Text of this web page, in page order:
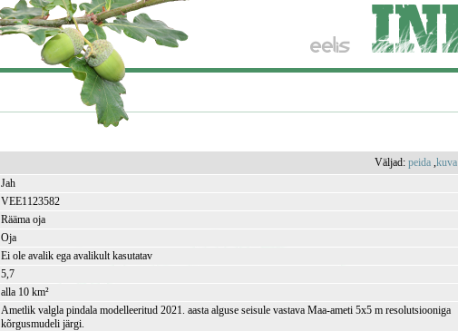
Väljad:peida ,kuva
Jah
VEE1123582
Rääma oja
Oja
Ei ole avalik ega avalikult kasutatav
5,7
alla 10 km²
Ametlik valgla pindala modelleeritud 2021. aasta alguse seisule vastava Maa-ameti 5x5 m resolutsiooniga
kõrgusmudeli järgi.